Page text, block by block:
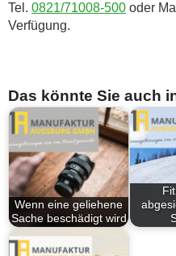
Tel. 0821/71008-500 oder
Verfügung.
Das könnte Sie auch
Wenn eine geliehene
Sache beschädigt wird